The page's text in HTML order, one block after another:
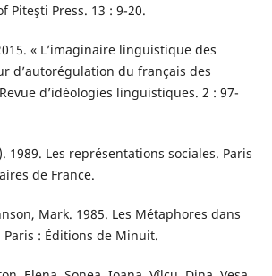
Piteşti Press. 13 : 9-20.
« L’imaginaire linguistique des
d’autorégulation du français des
d’idéologies linguistiques. 2 : 97-
1989. Les représentations sociales. Paris
de France.
Mark. 1985. Les Métaphores dans
: Éditions de Minuit.